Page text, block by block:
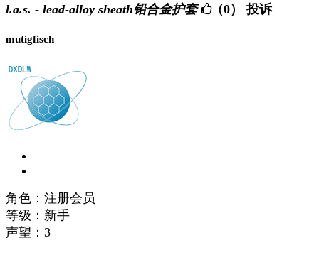
l.a.s. - lead-alloy sheath铅合金护套 （0） 投诉
mutigfisch
角色：注册会员
等级：新手
声望： 3